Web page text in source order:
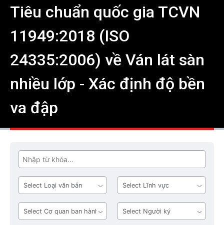
Tiêu chuẩn quốc gia TCVN
11949:2018 (ISO
24335:2006) về Ván lát sàn
nhiều lớp - Xác định độ bền
va đập
Tìm
Loại
văn
bản
Lĩnh
vực
Cơ
quan
Người
ký